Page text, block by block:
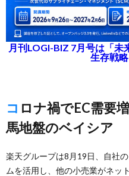
月刊LOGI-BIZ 7月号は「未
生存戦
コロナ禍でEC需要増加に対応、第1弾は群
馬地盤のベイシア
楽天グループは8月19日、自社
ムを活用し、他の小売業がネッ